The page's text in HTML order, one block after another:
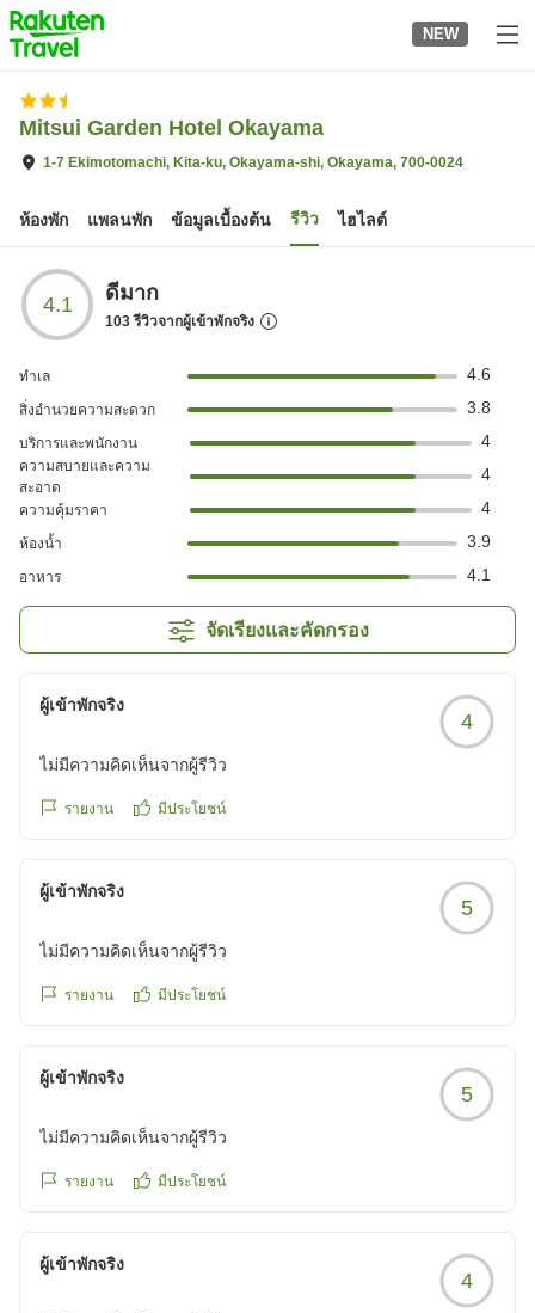
to
top
page
NEW
Mitsui Garden Hotel Okayama
1-7 Ekimotomachi, Kita-ku, Okayama-shi, Okayama, 700-0024
ห้องพัก แพลนพัก ข้อมูลเบื้องต้น รีวิว ไฮไลต์
4.1 ดีมาก
103รีวิวจากผู้เข้าพักจริง
ทำเล 4.6
สิ่งอำนวยความสะดวก 3.8
บริการและพนักงาน 4
ความสบายและความ
สะอาด
4
ความคุ้มราคา 4
ห้องน้ำ 3.9
อาหาร 4.1
จัดเรียงและคัดกรอง
ผู้เข้าพักจริง
4
ไม่มีความคิดเห็นจากผู้รีวิว
รายงาน มีประโยชน์
ผู้เข้าพักจริง
5
ไม่มีความคิดเห็นจากผู้รีวิว
รายงาน มีประโยชน์
ผู้เข้าพักจริง
5
ไม่มีความคิดเห็นจากผู้รีวิว
รายงาน มีประโยชน์
ผู้เข้าพักจริง
4